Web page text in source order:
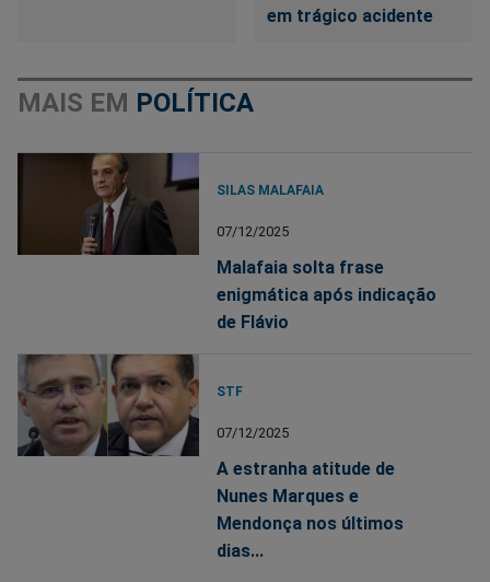
em trágico acidente
MAIS EM POLÍTICA
SILAS MALAFAIA
07/12/2025
Malafaia solta frase
enigmática após indicação
de Flávio
STF
07/12/2025
A estranha atitude de
Nunes Marques e
Mendonça nos últimos
dias...